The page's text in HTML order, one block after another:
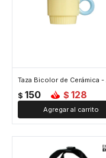
$ 150 $ 128